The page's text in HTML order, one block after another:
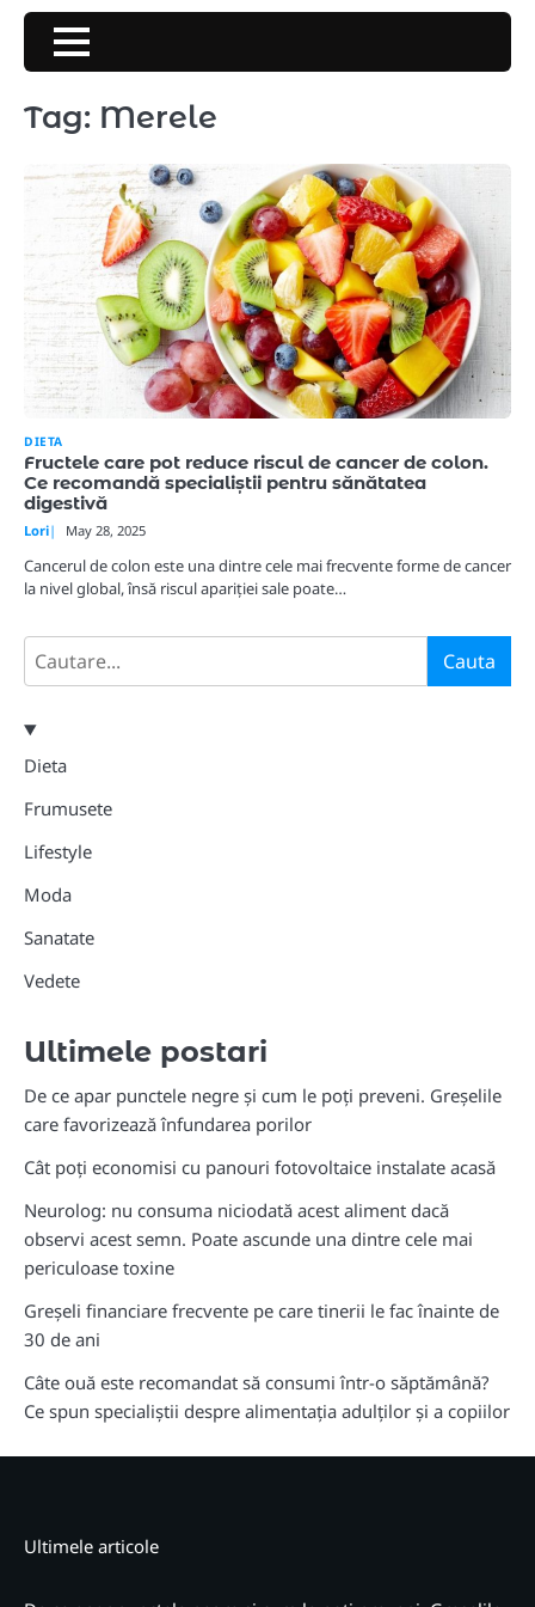
Skip
content
Tag: Merele
DIETA
Fructele care pot reduce riscul de cancer de colon.
Ce recomandă specialiștii pentru sănătatea
digestivă
Lori May 28, 2025
Cancerul de colon este una dintre cele mai frecvente forme de cancer
la nivel global, însă riscul apariției sale poate…
Search Cauta
Dieta
Frumusete
Lifestyle
Moda
Sanatate
Vedete
Ultimele postari
De ce apar punctele negre și cum le poți preveni. Greșelile
care favorizează înfundarea porilor
Cât poți economisi cu panouri fotovoltaice instalate acasă
Neurolog: nu consuma niciodată acest aliment dacă
observi acest semn. Poate ascunde una dintre cele mai
periculoase toxine
Greșeli financiare frecvente pe care tinerii le fac înainte de
30 de ani
Câte ouă este recomandat să consumi într-o săptămână?
Ce spun specialiștii despre alimentația adulților și a copiilor
Ultimele articole